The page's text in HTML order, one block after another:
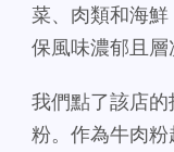
菜、肉類和海
保風味濃郁且層
我們點了該店
粉。作為牛肉